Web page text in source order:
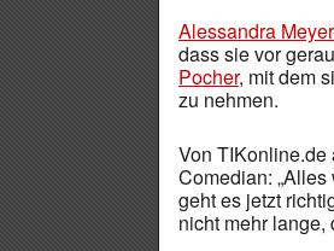
Alessandra
dass sie vor
Pocher, mit dem
zu nehmen.
Von
Comedian:
geht es jetzt
nicht mehr lange,